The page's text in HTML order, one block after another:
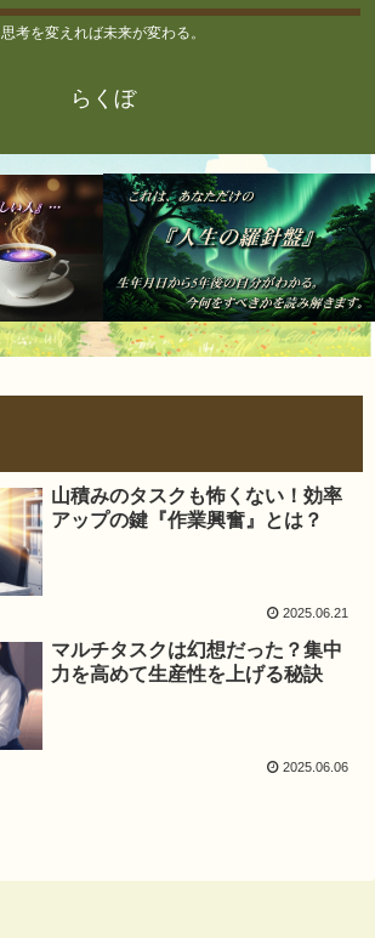
思考を変えれば未来が変わる。
らくぼ
山積みのタスクも怖くない！効率
アップの鍵『作業興奮』とは？
2025.06.21
マルチタスクは幻想だった？集中
力を高めて生産性を上げる秘訣
2025.06.06